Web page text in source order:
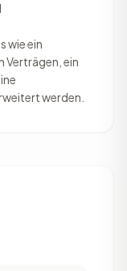
wie ein
Verträgen, ein
werden.